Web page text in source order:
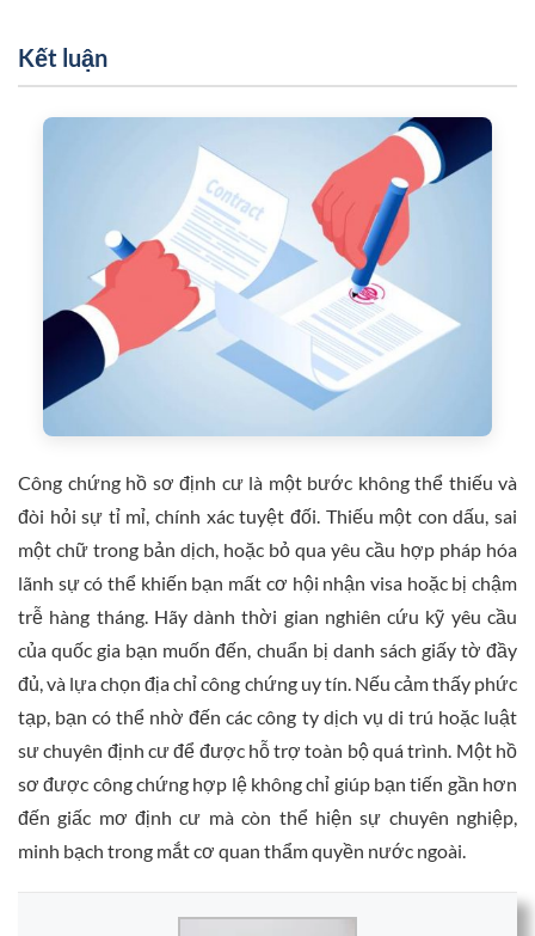
Kết luận
Công chứng hồ sơ định cư là một bước không thể thiếu và
đòi hỏi sự tỉ mỉ, chính xác tuyệt đối. Thiếu một con dấu, sai
một chữ trong bản dịch, hoặc bỏ qua yêu cầu hợp pháp hóa
lãnh sự có thể khiến bạn mất cơ hội nhận visa hoặc bị chậm
trễ hàng tháng. Hãy dành thời gian nghiên cứu kỹ yêu cầu
của quốc gia bạn muốn đến, chuẩn bị danh sách giấy tờ đầy
đủ, và lựa chọn địa chỉ công chứng uy tín. Nếu cảm thấy phức
tạp, bạn có thể nhờ đến các công ty dịch vụ di trú hoặc luật
sư chuyên định cư để được hỗ trợ toàn bộ quá trình. Một hồ
sơ được công chứng hợp lệ không chỉ giúp bạn tiến gần hơn
đến giấc mơ định cư mà còn thể hiện sự chuyên nghiệp,
minh bạch trong mắt cơ quan thẩm quyền nước ngoài.